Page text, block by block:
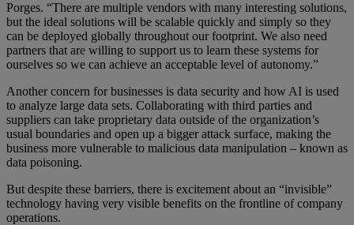
Porges. “There are multiple vendors with many interesting solutions,
but the ideal solutions will be scalable quickly and simply so they
can be deployed globally throughout our footprint. We also need
partners that are willing to support us to learn these systems for
ourselves so we can achieve an acceptable level of autonomy.”
Another concern for businesses is data security and how AI is used
to analyze large data sets. Collaborating with third parties and
suppliers can take proprietary data outside of the organization’s
usual boundaries and open up a bigger attack surface, making the
business more vulnerable to malicious data manipulation – known as
data poisoning.
But despite these barriers, there is excitement about an “invisible”
technology having very visible benefits on the frontline of company
operations.